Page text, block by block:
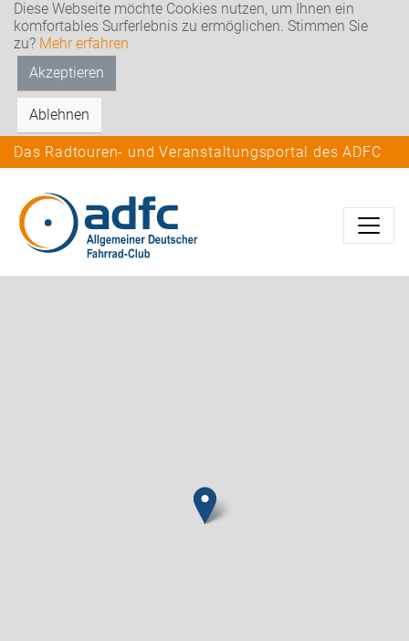
Diese Webseite möchte Cookies nutzen, um Ihnen ein
komfortables Surferlebnis zu ermöglichen. Stimmen Sie
zu? Mehr erfahren
Akzeptieren
Ablehnen
Das Radtouren- und Veranstaltungsportal des ADFC